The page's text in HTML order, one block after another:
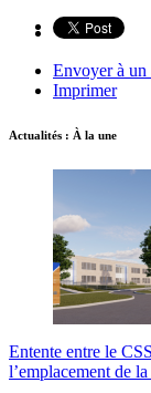
Envoyer à un
Imprimer
Actualités : À la une
Entente entre le
l’emplacement de